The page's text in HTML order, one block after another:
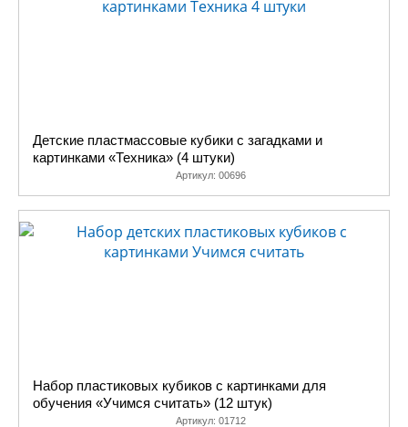
Детские пластмассовые кубики с загадками и
картинками «Техника» (4 штуки)
Артикул: 00696
Набор пластиковых кубиков с картинками для
обучения «Учимся считать» (12 штук)
Артикул: 01712